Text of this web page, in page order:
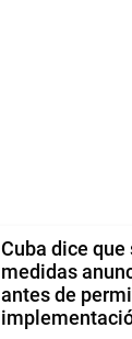
Cuba dice
medidas
antes de